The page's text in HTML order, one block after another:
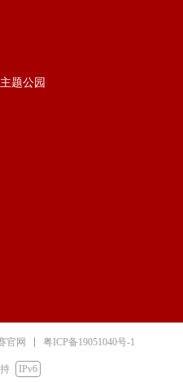
题公园
官网 粤ICP备19051040号-1
IPv6